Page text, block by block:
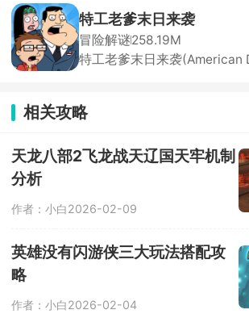
鼎的名侦探，深入这座光鲜亮
玄机的城市，侦破一桩又一桩
件。城市表面繁华，实则在权
的驱使下犯罪率居高不下，隐
特工老爹末日来袭
冒险解谜258.19M
特工老爹末日来袭(American
陷。你将扮演搞笑特工老爸，
下建造秘密基地，收集物资、
斗队伍，在地图上探索，与
面对决，夺回失去的土地。
相关攻略
天龙八部2飞龙战天辽国天牢机制
分析
作者：小白2026-02-09
英雄没有闪游侠三大玩法搭配攻
略
作者：小白2026-02-04